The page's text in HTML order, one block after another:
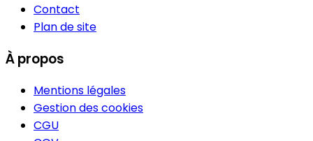
Contact
Plan de site
À propos
Mentions légales
Gestion des cookies
CGU